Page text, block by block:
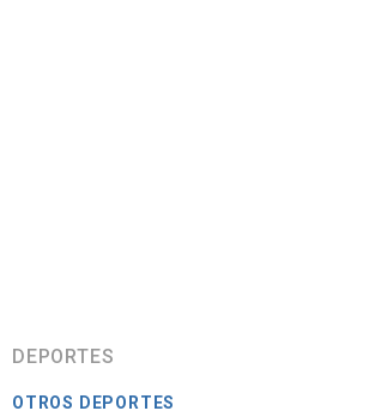
DEPORTES
OTROS DEPORTES